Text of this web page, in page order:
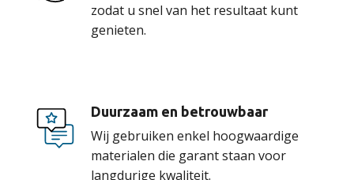
zodat u snel van het resultaat kunt
genieten.
Duurzaam en betrouwbaar
Wij gebruiken enkel hoogwaardige
materialen die garant staan voor
langdurige kwaliteit.